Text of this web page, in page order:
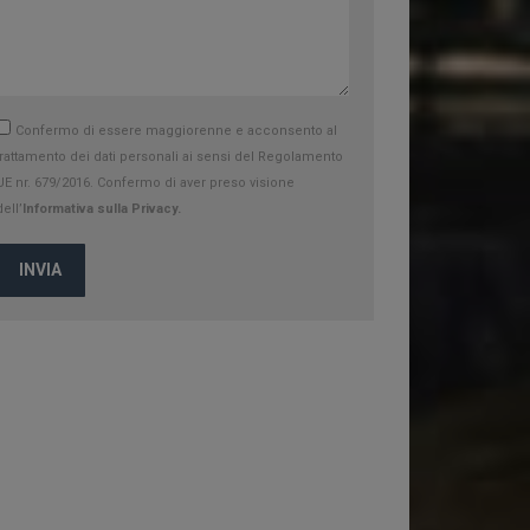
Confermo di essere maggiorenne e acconsento al
dei dati personali ai sensi del Regolamento
nr. 679/2016. Confermo di aver preso visione
Informativa sulla Privacy.
INVIA